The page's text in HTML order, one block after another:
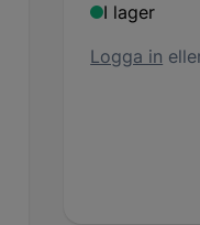
I lager
Logga in